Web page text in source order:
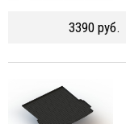
3390 руб.